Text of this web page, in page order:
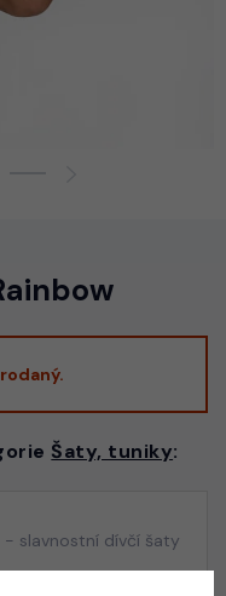
Šaty, tuniky:
- slavnostní dívčí šaty